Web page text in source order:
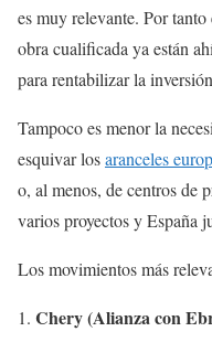
es muy relevante. Por
obra cualificada ya están
para rentabilizar la
Tampoco es menor la
esquivar losaranceles
o, al menos, de centros de
varios proyectos y España
Los movimientos más
Chery (Alianza con